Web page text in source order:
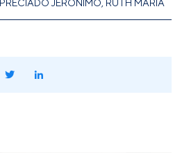
PRECIADO JERONIMO, RUTH MARIA